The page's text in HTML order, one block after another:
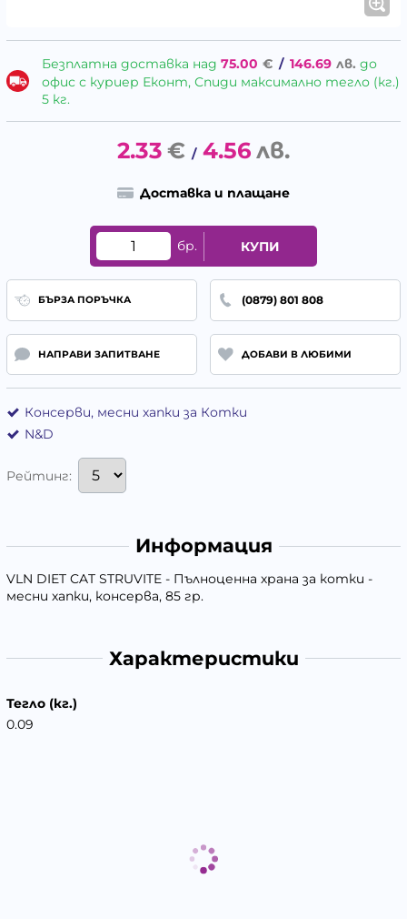
Безплатна доставка над 75.00 € / 146.69 лв. до
офис с куриер Еконт, Спиди максимално тегло (кг.)
5 кг.
2.33 € / 4.56 лв.
Доставка и плащане
бр. КУПИ
БЪРЗА ПОРЪЧКА (0879) 801 808
НАПРАВИ ЗАПИТВАНЕ ДОБАВИ В ЛЮБИМИ
Консерви, месни хапки за Котки
N&D
Рейтинг:
Информация
VLN DIET CAT STRUVITE - Пълноценна храна за котки -
месни хапки, консерва, 85 гр.
Характеристики
Тегло (кг.)
0.09